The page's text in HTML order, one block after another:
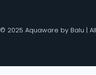
© 2025 Aquaware by Balu |